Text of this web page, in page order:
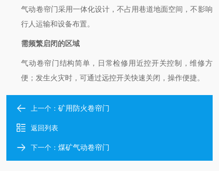
气动卷帘门采用一体化设计，不占用巷道地面空间，不影响
行人运输和设备布置。
需频繁启闭的区域
气动卷帘门结构简单，日常检修用近控开关控制，维修方
便；发生火灾时，可通过远控开关快速关闭，操作便捷。
上一个：矿用防火卷帘门
返回列表
下一个：煤矿气动卷帘门